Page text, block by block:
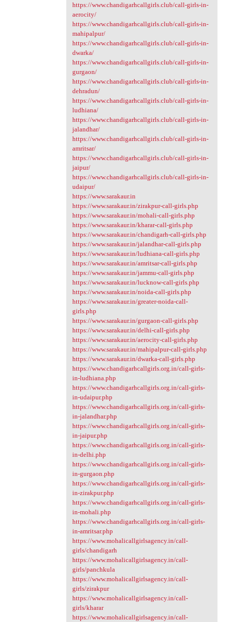
https://www.chandigarhcallgirls.club/call-girls-in-
aerocity/
https://www.chandigarhcallgirls.club/call-girls-in-
mahipalpur/
https://www.chandigarhcallgirls.club/call-girls-in-
dwarka/
https://www.chandigarhcallgirls.club/call-girls-in-
gurgaon/
https://www.chandigarhcallgirls.club/call-girls-in-
dehradun/
https://www.chandigarhcallgirls.club/call-girls-in-
ludhiana/
https://www.chandigarhcallgirls.club/call-girls-in-
jalandhar/
https://www.chandigarhcallgirls.club/call-girls-in-
amritsar/
https://www.chandigarhcallgirls.club/call-girls-in-
jaipur/
https://www.chandigarhcallgirls.club/call-girls-in-
udaipur/
https://www.sarakaur.in
https://www.sarakaur.in/zirakpur-call-girls.php
https://www.sarakaur.in/mohali-call-girls.php
https://www.sarakaur.in/kharar-call-girls.php
https://www.sarakaur.in/chandigarh-call-girls.php
https://www.sarakaur.in/jalandhar-call-girls.php
https://www.sarakaur.in/ludhiana-call-girls.php
https://www.sarakaur.in/amritsar-call-girls.php
https://www.sarakaur.in/jammu-call-girls.php
https://www.sarakaur.in/lucknow-call-girls.php
https://www.sarakaur.in/noida-call-girls.php
https://www.sarakaur.in/greater-noida-call-
girls.php
https://www.sarakaur.in/gurgaon-call-girls.php
https://www.sarakaur.in/delhi-call-girls.php
https://www.sarakaur.in/aerocity-call-girls.php
https://www.sarakaur.in/mahipalpur-call-girls.php
https://www.sarakaur.in/dwarka-call-girls.php
https://www.chandigarhcallgirls.org.in/call-girls-
in-ludhiana.php
https://www.chandigarhcallgirls.org.in/call-girls-
in-udaipur.php
https://www.chandigarhcallgirls.org.in/call-girls-
in-jalandhar.php
https://www.chandigarhcallgirls.org.in/call-girls-
in-jaipur.php
https://www.chandigarhcallgirls.org.in/call-girls-
in-delhi.php
https://www.chandigarhcallgirls.org.in/call-girls-
in-gurgaon.php
https://www.chandigarhcallgirls.org.in/call-girls-
in-zirakpur.php
https://www.chandigarhcallgirls.org.in/call-girls-
in-mohali.php
https://www.chandigarhcallgirls.org.in/call-girls-
in-amritsar.php
https://www.mohalicallgirlsagency.in/call-
girls/chandigarh
https://www.mohalicallgirlsagency.in/call-
girls/panchkula
https://www.mohalicallgirlsagency.in/call-
girls/zirakpur
https://www.mohalicallgirlsagency.in/call-
girls/kharar
https://www.mohalicallgirlsagency.in/call-